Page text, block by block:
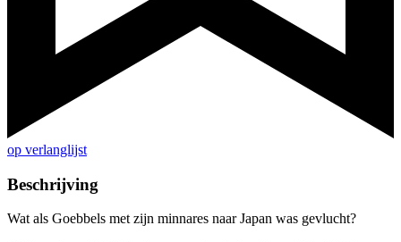
op verlanglijst
Beschrijving
Wat als Goebbels met zijn minnares naar Japan was gevlucht?